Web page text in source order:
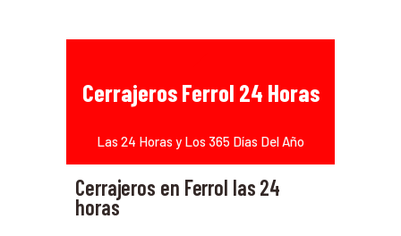
Cerrajeros Ferrol 24 Horas
Las 24 Horas y Los 365 Días Del Año
Cerrajeros en Ferrol las 24
horas